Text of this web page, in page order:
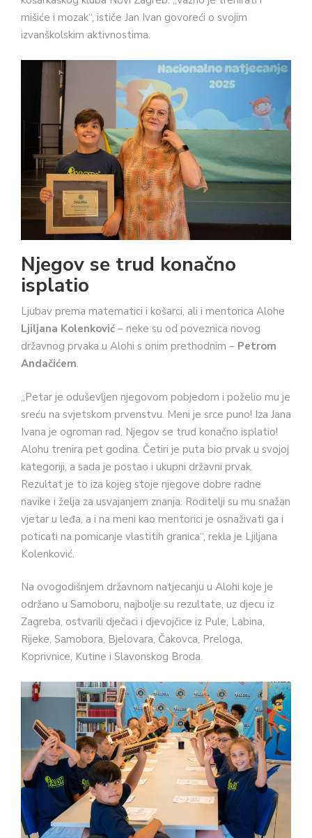
mišiće i mozak“, ističe Jan Ivan govoreći o svojim
izvanškolskim aktivnostima.
Njegov se trud konačno
isplatio
Ljubav prema matematici i košarci, ali i mentorica Alohe
Ljiljana Kolenković – neke su od poveznica novog
državnog prvaka u Alohi s onim prethodnim – Petrom
Andačićem.
„Petar je oduševljen njegovom pobjedom i poželio mu je
sreću na svjetskom prvenstvu. Meni je srce puno! Iza Jana
Ivana je ogroman rad. Njegov se trud konačno isplatio!
Alohu trenira pet godina. Četiri je puta bio prvak u svojoj
kategoriji, a sada je postao i ukupni državni prvak.
Rezultat je to iza kojeg stoje njegove dobre radne
navike i želja za usvajanjem znanja. Roditelji su mu snažan
vjetar u leđa, a i na meni kao mentorici je osnaživati ga i
poticati na pomicanje vlastitih granica“, rekla je Ljiljana
Kolenković.
Na ovogodišnjem državnom natjecanju u Alohi koje je
održano u Samoboru, najbolje su rezultate, uz djecu iz
Zagreba, ostvarili dječaci i djevojčice iz Pule, Labina,
Rijeke, Samobora, Bjelovara, Čakovca, Preloga,
Koprivnice, Kutine i Slavonskog Broda.